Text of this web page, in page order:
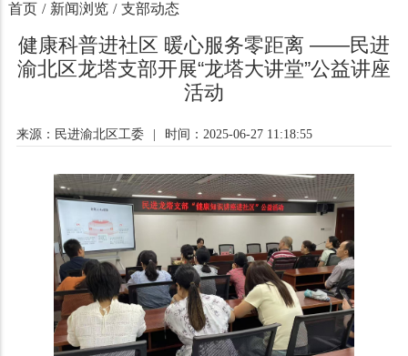
首页 / 新闻浏览 / 支部动态
健康科普进社区 暖心服务零距离 ——民进
渝北区龙塔支部开展“龙塔大讲堂”公益讲座
活动
来源：民进渝北区工委 时间：2025-06-27 11:18:55